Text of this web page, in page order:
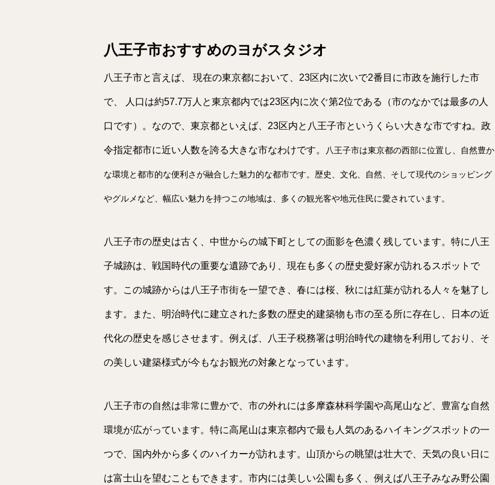
八王子市おすすめのヨがスタジオ
八王子市と言えば、 現在の東京都において、23区内に次いで2番目に市政を施行した市
で、 人口は約57.7万人と東京都内では23区内に次ぐ第2位である（市のなかでは最多の人
口です）。なので、東京都といえば、23区内と八王子市というくらい大きな市ですね。政
令指定都市に近い人数を誇る大きな市なわけです。 八王子市は東京都の西部に位置し、自然豊か
な環境と都市的な便利さが融合した魅力的な都市です。歴史、文化、自然、そして現代のショッピング
やグルメなど、幅広い魅力を持つこの地域は、多くの観光客や地元住民に愛されています。
八王子市の歴史は古く、中世からの城下町としての面影を色濃く残しています。特に八王
子城跡は、戦国時代の重要な遺跡であり、現在も多くの歴史愛好家が訪れるスポットで
す。この城跡からは八王子市街を一望でき、春には桜、秋には紅葉が訪れる人々を魅了し
ます。また、明治時代に建立された多数の歴史的建築物も市の至る所に存在し、日本の近
代化の歴史を感じさせます。例えば、八王子税務署は明治時代の建物を利用しており、そ
の美しい建築様式が今もなお観光の対象となっています。
八王子市の自然は非常に豊かで、市の外れには多摩森林科学園や高尾山など、豊富な自然
環境が広がっています。特に高尾山は東京都内で最も人気のあるハイキングスポットの一
つで、国内外から多くのハイカーが訪れます。山頂からの眺望は壮大で、天気の良い日に
は富士山を望むこともできます。市内には美しい公園も多く、例えば八王子みなみ野公園